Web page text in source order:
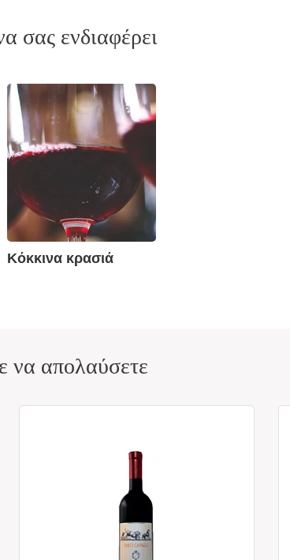
σας ενδιαφέρει
Κόκκινα κρασιά
να απολαύσετε